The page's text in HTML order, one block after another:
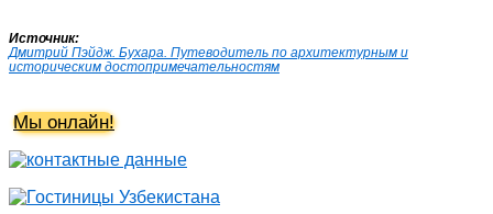
Источник:
Дмитрий Пэйдж. Бухара. Путеводитель по архитектурным и
историческим достопримечательностям
Мы онлайн!